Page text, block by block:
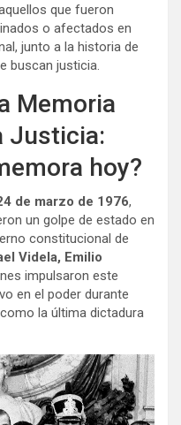
que fueron
o afectados en
junto a la historia de
buscan justicia.
Memoria
Justicia:
hoy?
de marzo de 1976,
un golpe de estado en
constitucional de
Videla, Emilio
impulsaron este
en el poder durante
la última dictadura